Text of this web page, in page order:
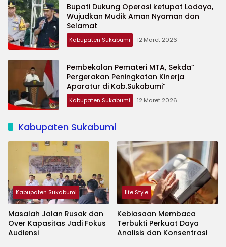
Bupati Dukung Operasi ketupat Lodaya,
Wujudkan Mudik Aman Nyaman dan
Selamat
Kabupaten Sukabumi 12 Maret 2026
Pembekalan Pemateri MTA, Sekda”
Pergerakan Peningkatan Kinerja
Aparatur di Kab.Sukabumi”
Kabupaten Sukabumi 12 Maret 2026
Kabupaten Sukabumi
Kabupaten Sukabumi
Masalah Jalan Rusak dan
Over Kapasitas Jadi Fokus
Audiensi
life Style
Kebiasaan Membaca
Terbukti Perkuat Daya
Analisis dan Konsentrasi